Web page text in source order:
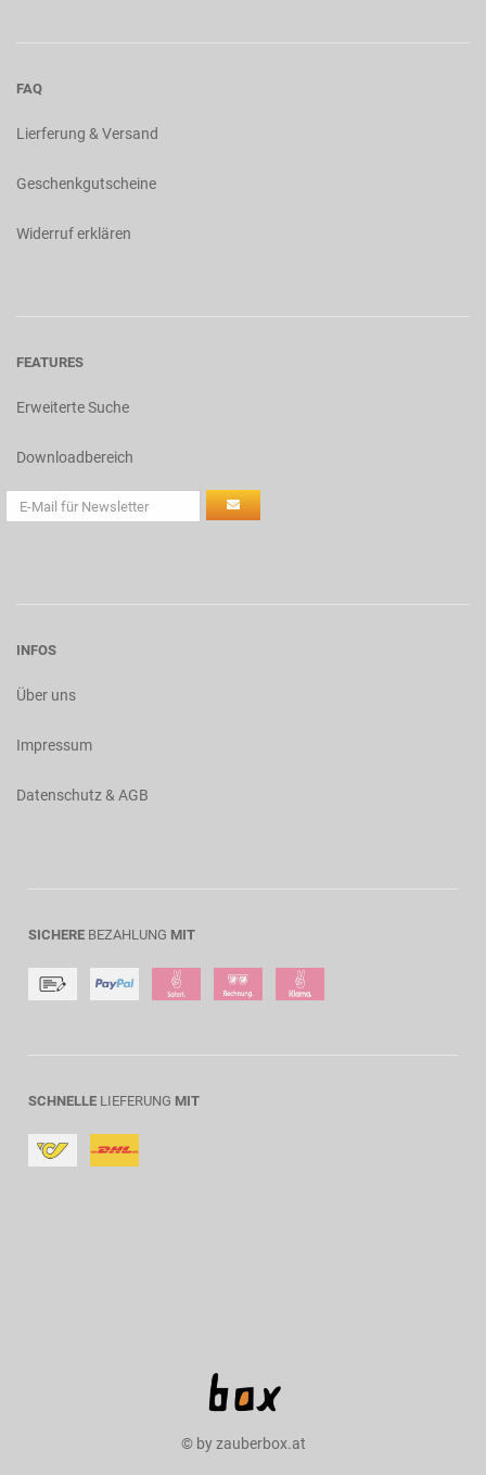
FAQ
Lierferung & Versand
Geschenkgutscheine
Widerruf erklären
FEATURES
Erweiterte Suche
Downloadbereich
INFOS
Über uns
Impressum
Datenschutz & AGB
SICHERE BEZAHLUNG MIT
SCHNELLE LIEFERUNG MIT
© by zauberbox.at